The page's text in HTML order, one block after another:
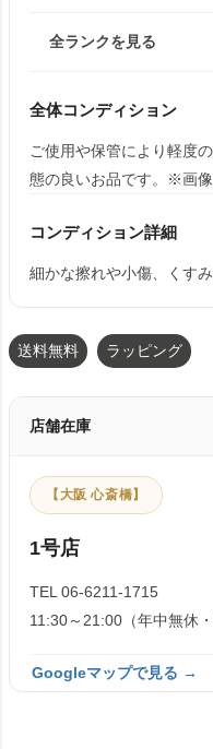
全ランクを見る
全体コンディション
ご使用や保管により軽度
態の良いお品です。※画
コンディション詳細
細かな擦れや小傷、くすみ
送料無料 ラッピング
店舗在庫
【大阪 心斎橋】
1号店
TEL 06-6211-1715
11:30～21:00（年中無休
Googleマップで見る →